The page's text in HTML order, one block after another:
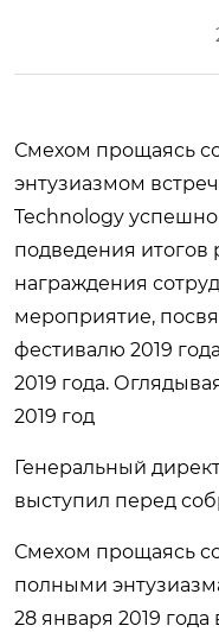
Смехом прощаясь
энтузиазмом
Technology
подведения итогов
награждения
мероприятие,
фестивалю 2019
2019 года.
2019 год
Генеральный
выступил перед
Смехом прощаясь
полными
28 января 2019